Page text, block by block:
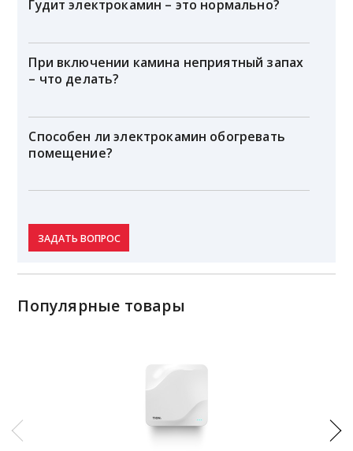
Гудит электрокамин – это нормально?
При включении камина неприятный запах
– что делать?
Способен ли электрокамин обогревать
помещение?
ЗАДАТЬ ВОПРОС
Популярные товары